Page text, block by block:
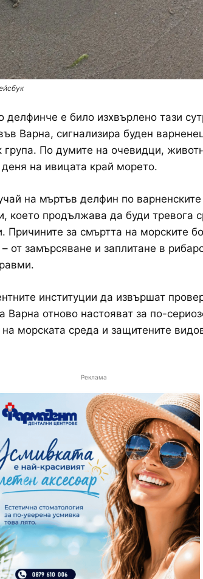
е било изхвърлено тази
Варна, сигнализира буден
група. По думите на очевидци,
на ивицата край морето.
на мъртъв делфин по
което продължава да буди тревога
Причините за смъртта на морските
от замърсяване и заплитане в
институции да извършат
Варна отново настояват за по-
морската среда и защитените
Реклама